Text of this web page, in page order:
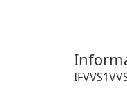
IFVVS1